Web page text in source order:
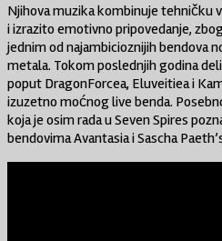
Njihova muzika kombinuje
i izrazito emotivno pripovedanje,
jednim od najambicioznijih bendova
metala. Tokom poslednjih godina
poput DragonForcea, Eluveitiea i
izuzetno moćnog live benda.
koja je osim rada u Seven Spires
bendovima Avantasia i Sascha